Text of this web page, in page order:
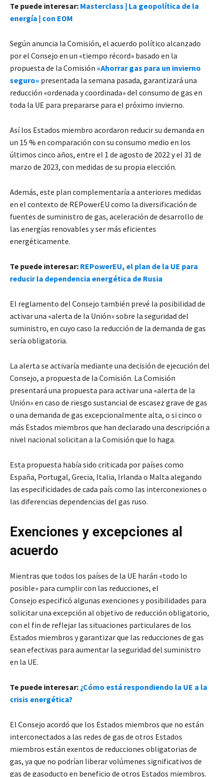
Te puede interesar: Masterclass | La geopolítica de la
energía | con EOM
Según anuncia la Comisión, el acuerdo político alcanzado
por el Consejo en un «tiempo récord» basado en la
propuesta de la Comisión «Ahorrar gas para un invierno
seguro» presentada la semana pasada, garantizará una
reducción «ordenada y coordinada» del consumo de gas en
toda la UE para prepararse para el próximo invierno.
Así los Estados miembro acordaron reducir su demanda en
un 15 % en comparación con su consumo medio en los
últimos cinco años, entre el 1 de agosto de 2022 y el 31 de
marzo de 2023, con medidas de su propia elección.
Además, este plan complementaría a anteriores medidas
en el contexto de REPowerEU como la diversificación de
fuentes de suministro de gas, aceleración de desarrollo de
las energías renovables y ser más eficientes
energéticamente.
Te puede interesar: REPowerEU, el plan de la UE para
reducir la dependencia energética de Rusia
El reglamento del Consejo también prevé la posibilidad de
activar una «alerta de la Unión» sobre la seguridad del
suministro, en cuyo caso la reducción de la demanda de gas
sería obligatoria.
La alerta se activaría mediante una decisión de ejecución del
Consejo, a propuesta de la Comisión. La Comisión
presentará una propuesta para activar una «alerta de la
Unión» en caso de riesgo sustancial de escasez grave de gas
o una demanda de gas excepcionalmente alta, o si cinco o
más Estados miembros que han declarado una descripción a
nivel nacional solicitan a la Comisión que lo haga.
Esta propuesta había sido criticada por países como
España, Portugal, Grecia, Italia, Irlanda o Malta alegando
las especificidades de cada país como las interconexiones o
las diferencias dependencias del gas ruso.
Exenciones y excepciones al
acuerdo
Mientras que todos los países de la UE harán «todo lo
posible» para cumplir con las reducciones, el
Consejo especificó algunas exenciones y posibilidades para
solicitar una excepción al objetivo de reducción obligatorio,
con el fin de reflejar las situaciones particulares de los
Estados miembros y garantizar que las reducciones de gas
sean efectivas para aumentar la seguridad del suministro
en la UE.
Te puede interesar: ¿Cómo está respondiendo la UE a la
crisis energética?
El Consejo acordó que los Estados miembros que no están
interconectados a las redes de gas de otros Estados
miembros están exentos de reducciones obligatorias de
gas, ya que no podrían liberar volúmenes significativos de
gas de gasoducto en beneficio de otros Estados miembros.